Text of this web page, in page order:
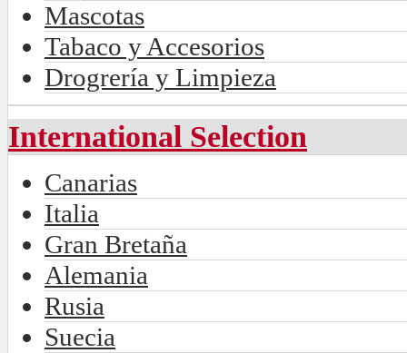
Mascotas
Tabaco y Accesorios
Drogrería y Limpieza
International Selection
Canarias
Italia
Gran Bretaña
Alemania
Rusia
Suecia